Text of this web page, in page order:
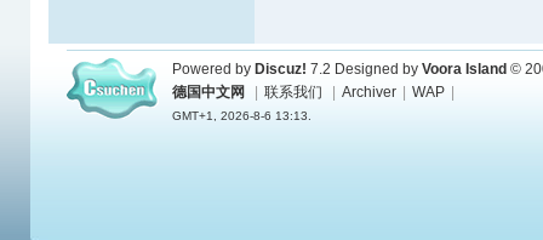
Powered by Discuz! 7.2 Designed by Voora Island ©
德国中文网
联系我们 Archiver WAP
GMT+1, 2026-8-6 13:13.